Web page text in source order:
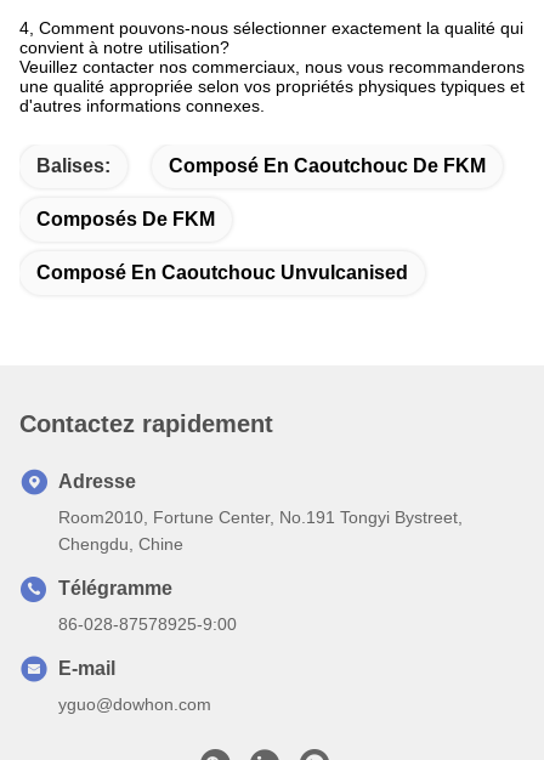
4, Comment pouvons-nous sélectionner exactement la qualité qui
convient à notre utilisation?
Veuillez contacter nos commerciaux, nous vous recommanderons
une qualité appropriée selon vos propriétés physiques typiques et
d'autres informations connexes.
Balises: Composé En Caoutchouc De FKM
Composés De FKM
Composé En Caoutchouc Unvulcanised
Contactez rapidement
Adresse
Room2010, Fortune Center, No.191 Tongyi Bystreet,
Chengdu, Chine
Télégramme
86-028-87578925-9:00
E-mail
yguo@dowhon.com